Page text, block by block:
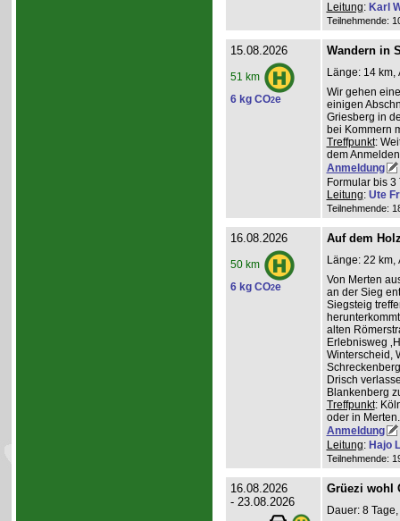
Leitung: Karl
Teilnehmende:
15.08.2026
51 km
6 kg CO2e
Wandern in
Länge: 14 km,
Wir gehen
einigen
Griesberg in
bei Kommern
Treffpunkt:
dem
Anmeldung
Formular bis 3
Leitung: Ute
Teilnehmende:
16.08.2026
50 km
6 kg CO2e
Auf dem
Länge: 22 km,
Von Merten
an der Sieg
Siegsteig
alten
Erlebnisweg
Winterscheid,
Drisch
Blankenberg
Treffpunkt:
oder in
Anmeldung
Leitung: Hajo
Teilnehmende:
16.08.2026
- 23.08.2026
Grüezi wohl
Dauer: 8